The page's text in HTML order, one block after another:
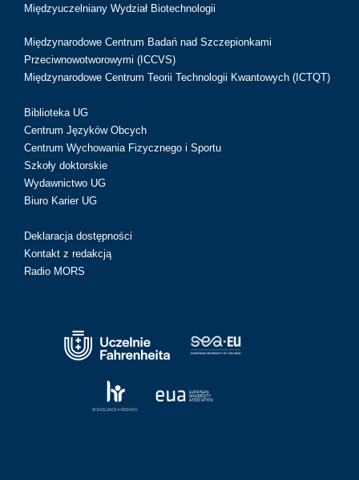
Międzyuczelniany Wydział Biotechnologii
Międzynarodowe Centrum Badań nad Szczepionkami
Przeciwnowotworowymi (ICCVS)
Międzynarodowe Centrum Teorii Technologii Kwantowych (ICTQT)
Biblioteka UG
Centrum Języków Obcych
Centrum Wychowania Fizycznego i Sportu
Szkoły doktorskie
Wydawnictwo UG
Biuro Karier UG
Deklaracja dostępności
Kontakt z redakcją
Radio MORS